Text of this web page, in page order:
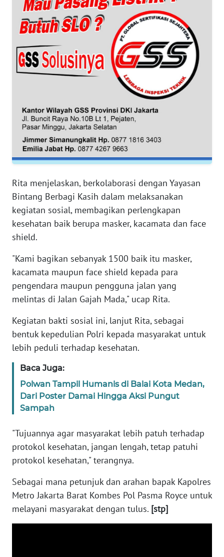
Rita menjelaskan, berkolaborasi dengan Yayasan
Bintang Berbagi Kasih dalam melaksanakan
kegiatan sosial, membagikan perlengkapan
kesehatan baik berupa masker, kacamata dan face
shield.
"Kami bagikan sebanyak 1500 baik itu masker,
kacamata maupun face shield kepada para
pengendara maupun pengguna jalan yang
melintas di Jalan Gajah Mada," ucap Rita.
Kegiatan bakti sosial ini, lanjut Rita, sebagai
bentuk kepedulian Polri kepada masyarakat untuk
lebih peduli terhadap kesehatan.
Baca Juga:
Polwan Tampil Humanis di Balai Kota Medan,
Dari Poster Damai Hingga Aksi Pungut
Sampah
"Tujuannya agar masyarakat lebih patuh terhadap
protokol kesehatan, jangan lengah, tetap patuhi
protokol kesehatan," terangnya.
Sebagai mana petunjuk dan arahan bapak Kapolres
Metro Jakarta Barat Kombes Pol Pasma Royce untuk
melayani masyarakat dengan tulus. [stp]
WN
PAPUA
WN
PAPUA
BARAT
RIAU
WN
SERAMBI
JAMBI
WN
SULTRA
NTB
WN
SULTENG
WN
SULBAR
BABEL
WN
SUMBAR
WN
SUMSEL
BENGKULU
WN